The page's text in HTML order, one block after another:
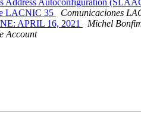
Autoconfiguration
LACNIC 35
Comunicaciones
APRIL 16, 2021
Michel
Account